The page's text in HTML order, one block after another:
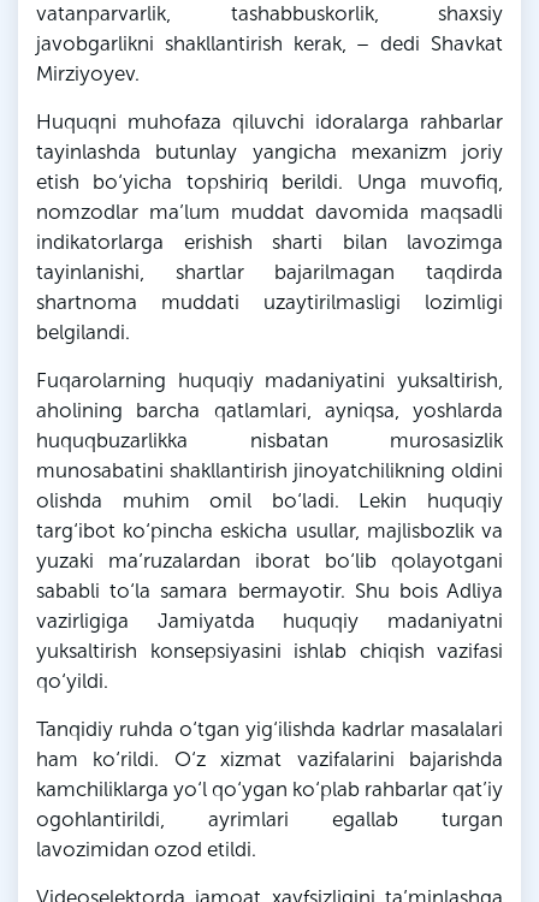
vatanparvarlik, tashabbuskorlik, shaxsiy
javobgarlikni shakllantirish kerak, – dedi Shavkat
Mirziyoyev.
Huquqni muhofaza qiluvchi idoralarga rahbarlar
tayinlashda butunlay yangicha mexanizm joriy
etish bo‘yicha topshiriq berildi. Unga muvofiq,
nomzodlar ma’lum muddat davomida maqsadli
indikatorlarga erishish sharti bilan lavozimga
tayinlanishi, shartlar bajarilmagan taqdirda
shartnoma muddati uzaytirilmasligi lozimligi
belgilandi.
Fuqarolarning huquqiy madaniyatini yuksaltirish,
aholining barcha qatlamlari, ayniqsa, yoshlarda
huquqbuzarlikka nisbatan murosasizlik
munosabatini shakllantirish jinoyatchilikning oldini
olishda muhim omil bo‘ladi. Lekin huquqiy
targ‘ibot ko‘pincha eskicha usullar, majlisbozlik va
yuzaki ma’ruzalardan iborat bo‘lib qolayotgani
sababli to‘la samara bermayotir. Shu bois Adliya
vazirligiga Jamiyatda huquqiy madaniyatni
yuksaltirish konsepsiyasini ishlab chiqish vazifasi
qo‘yildi.
Tanqidiy ruhda o‘tgan yig‘ilishda kadrlar masalalari
ham ko‘rildi. O‘z xizmat vazifalarini bajarishda
kamchiliklarga yo‘l qo‘ygan ko‘plab rahbarlar qat’iy
ogohlantirildi, ayrimlari egallab turgan
lavozimidan ozod etildi.